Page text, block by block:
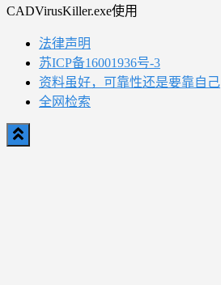
CADVirusKiller.exe使用
法律声明
苏ICP备16001936号-3
资料虽好，可靠性还是要靠自己
全网检索